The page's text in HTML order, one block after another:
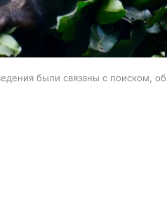
были связаны с поиском,